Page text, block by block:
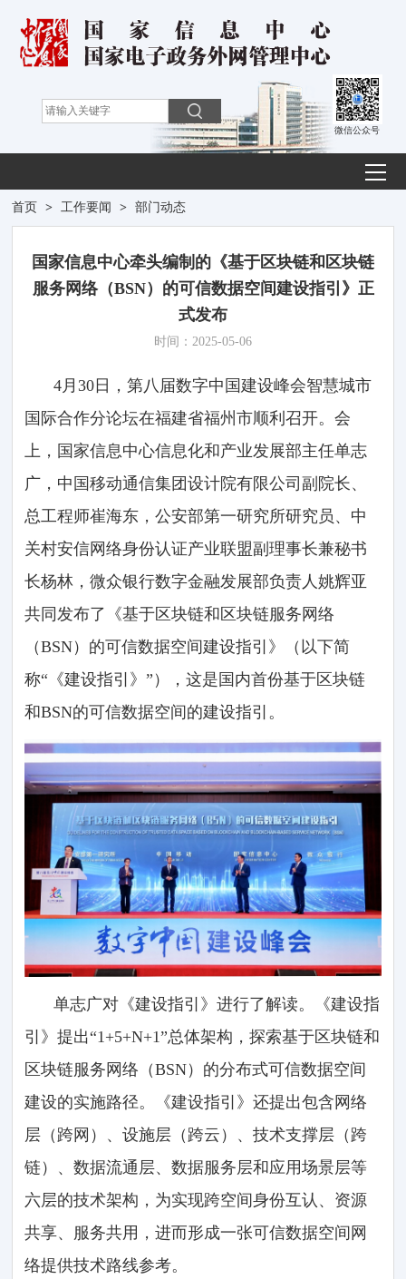
微信公众号
首页 > 工作要闻 > 部门动态
国家信息中心牵头编制的《基于区块链和区块链
服务网络（BSN）的可信数据空间建设指引》正
式发布
时间：2025-05-06
4月30日，第八届数字中国建设峰会智慧城市
国际合作分论坛在福建省福州市顺利召开。会
上，国家信息中心信息化和产业发展部主任单志
广，中国移动通信集团设计院有限公司副院长、
总工程师崔海东，公安部第一研究所研究员、中
关村安信网络身份认证产业联盟副理事长兼秘书
长杨林，微众银行数字金融发展部负责人姚辉亚
共同发布了《基于区块链和区块链服务网络
（BSN）的可信数据空间建设指引》（以下简
称“《建设指引》”），这是国内首份基于区块链
和BSN的可信数据空间的建设指引。
单志广对《建设指引》进行了解读。《建设指
引》提出“1+5+N+1”总体架构，探索基于区块链和
区块链服务网络（BSN）的分布式可信数据空间
建设的实施路径。《建设指引》还提出包含网络
层（跨网）、设施层（跨云）、技术支撑层（跨
链）、数据流通层、数据服务层和应用场景层等
六层的技术架构，为实现跨空间身份互认、资源
共享、服务共用，进而形成一张可信数据空间网
络提供技术路线参考。